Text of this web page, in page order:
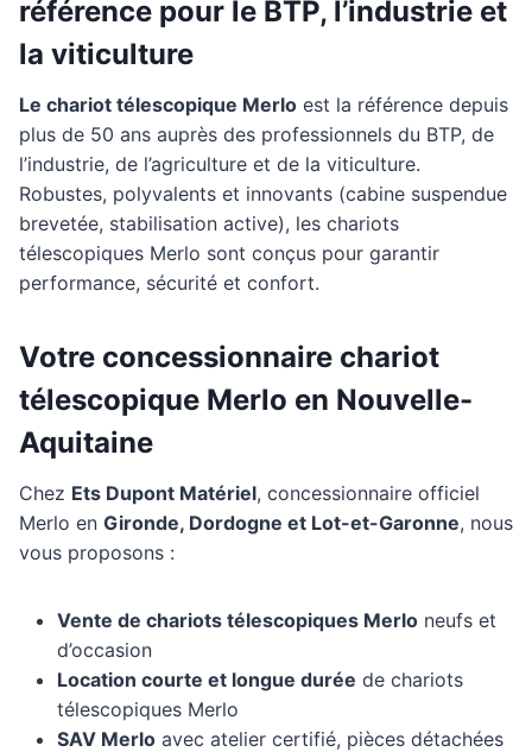
référence pour le BTP, l’industrie et
la viticulture
Le chariot télescopique Merlo est la référence depuis
plus de 50 ans auprès des professionnels du BTP, de
l’industrie, de l’agriculture et de la viticulture.
Robustes, polyvalents et innovants (cabine suspendue
brevetée, stabilisation active), les chariots
télescopiques Merlo sont conçus pour garantir
performance, sécurité et confort.
Votre concessionnaire chariot
télescopique Merlo en Nouvelle-
Aquitaine
Chez Ets Dupont Matériel, concessionnaire officiel
Merlo en Gironde, Dordogne et Lot-et-Garonne, nous
vous proposons :
Vente de chariots télescopiques Merlo neufs et
d’occasion
Location courte et longue durée de chariots
télescopiques Merlo
SAV Merlo avec atelier certifié, pièces détachées